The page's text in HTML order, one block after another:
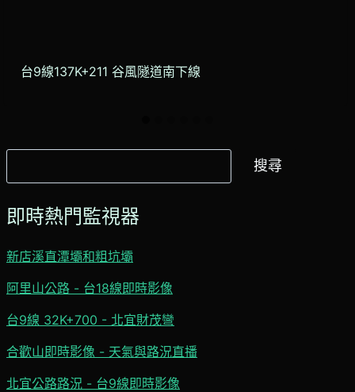
台9線137K+211 谷風隧道南下線
尋
搜尋
即時熱門監視器
新店溪直潭壩和粗坑壩
阿里山公路 - 台18線即時影像
台9線 32K+700 - 北宜財茂彎
合歡山即時影像 - 天氣與路況直播
北宜公路路況 - 台9線即時影像